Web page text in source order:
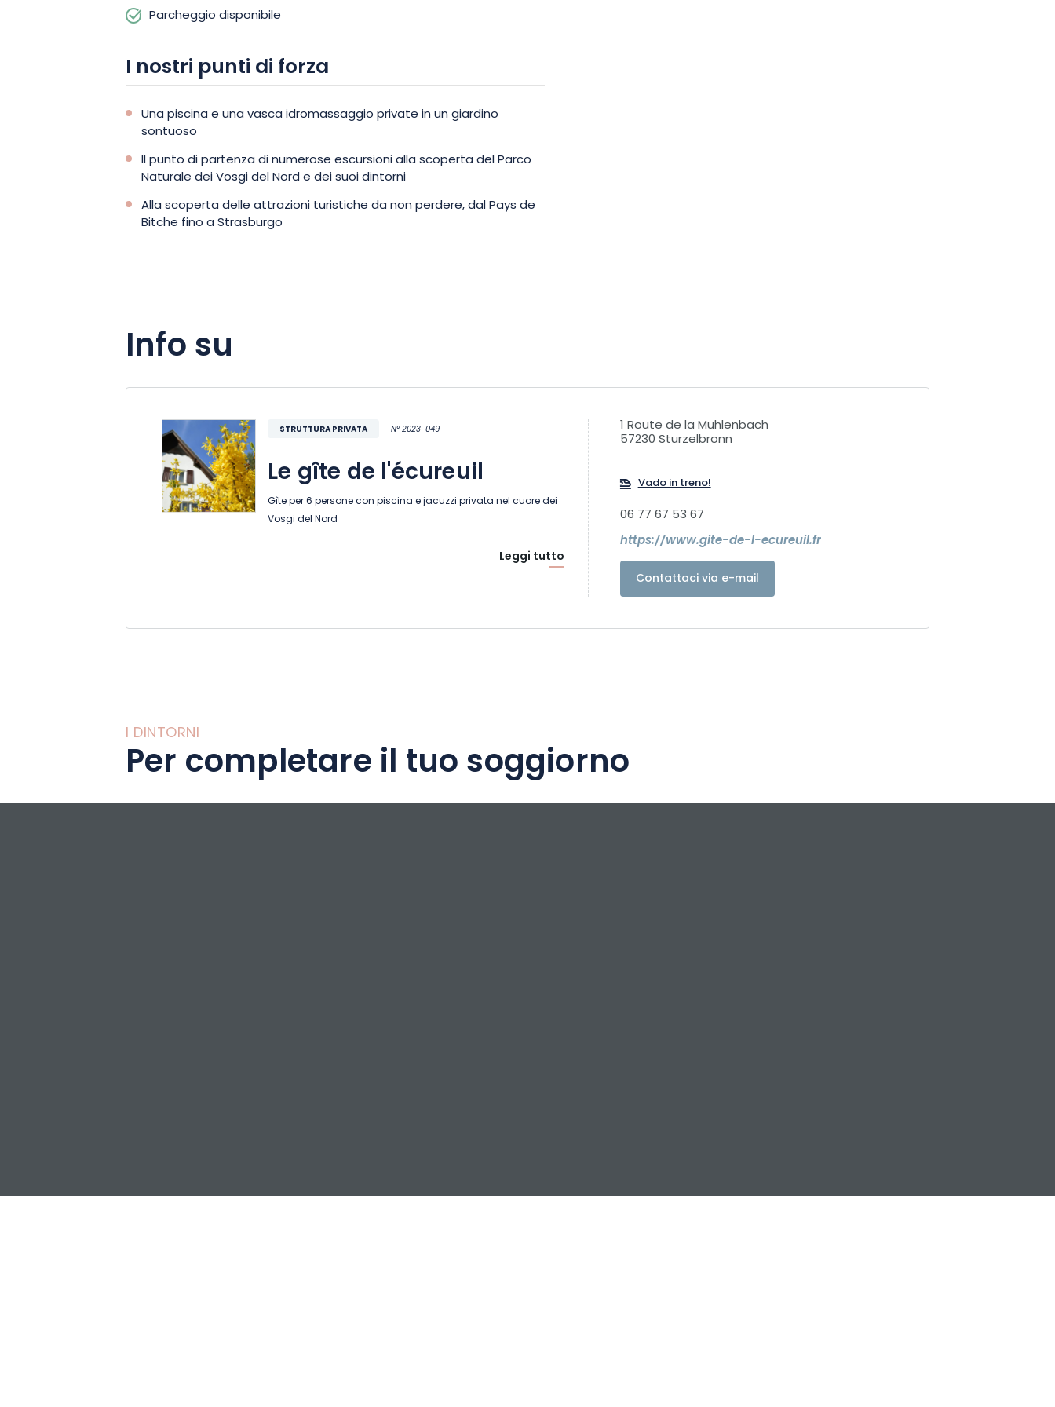
Parcheggio disponibile
I nostri punti di forza
Una piscina e una vasca idromassaggio private in un giardino
sontuoso
Il punto di partenza di numerose escursioni alla scoperta del Parco
Naturale dei Vosgi del Nord e dei suoi dintorni
Alla scoperta delle attrazioni turistiche da non perdere, dal Pays de
Bitche fino a Strasburgo
Info su
STRUTTURA PRIVATA N° 2023-049
Le gîte de l'écureuil
Gîte per 6 persone con piscina e jacuzzi privata nel cuore dei
Vosgi del Nord
Leggi tutto
1 Route de la Muhlenbach
57230 Sturzelbronn
Vado in treno!
06 77 67 53 67
https://www.gite-de-l-ecureuil.fr
Contattaci via e-mail
I DINTORNI
Per completare il tuo soggiorno